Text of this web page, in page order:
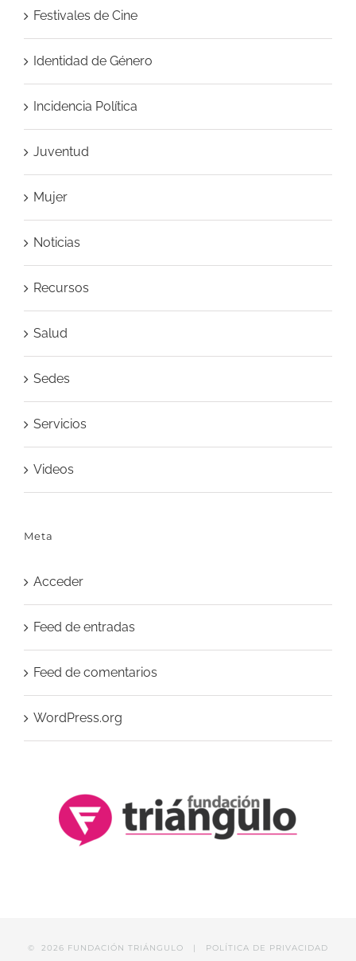
Festivales de Cine
Identidad de Género
Incidencia Política
Juventud
Mujer
Noticias
Recursos
Salud
Sedes
Servicios
Videos
Meta
Acceder
Feed de entradas
Feed de comentarios
WordPress.org
© 2026 FUNDACIÓN TRIÁNGULO | POLÍTICA DE PRIVACIDAD